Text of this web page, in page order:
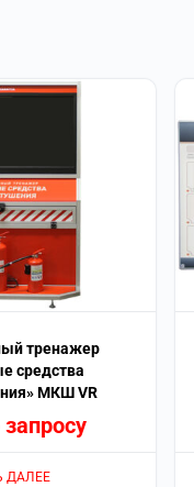
тренажер
средства
МКШ VR
ДАЛЕЕ